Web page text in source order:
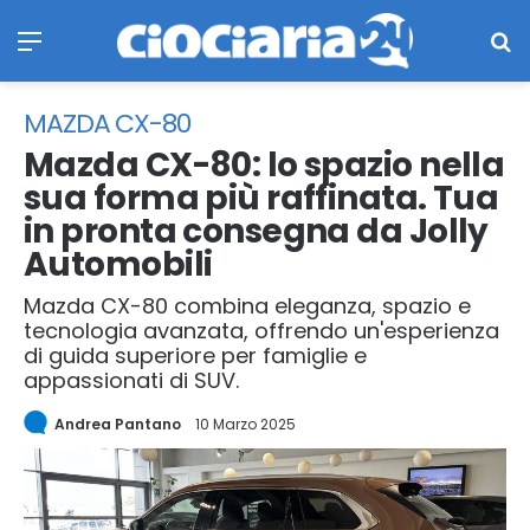
MAZDA CX-80
Mazda CX-80: lo spazio nella
sua forma più raffinata. Tua
in pronta consegna da Jolly
Automobili
Mazda CX-80 combina eleganza, spazio e
tecnologia avanzata, offrendo un'esperienza
di guida superiore per famiglie e
appassionati di SUV.
Andrea Pantano 10 Marzo 2025